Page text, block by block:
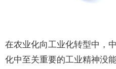
在农业化向工业化转型中，
化中至关重要的工业精神没